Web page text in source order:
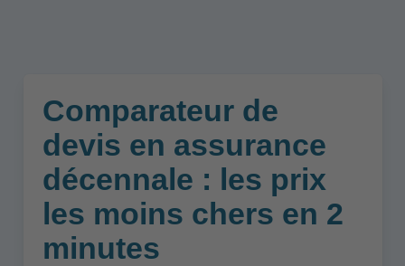
Comparateur de
devis en assurance
décennale : les prix
les moins chers en 2
minutes